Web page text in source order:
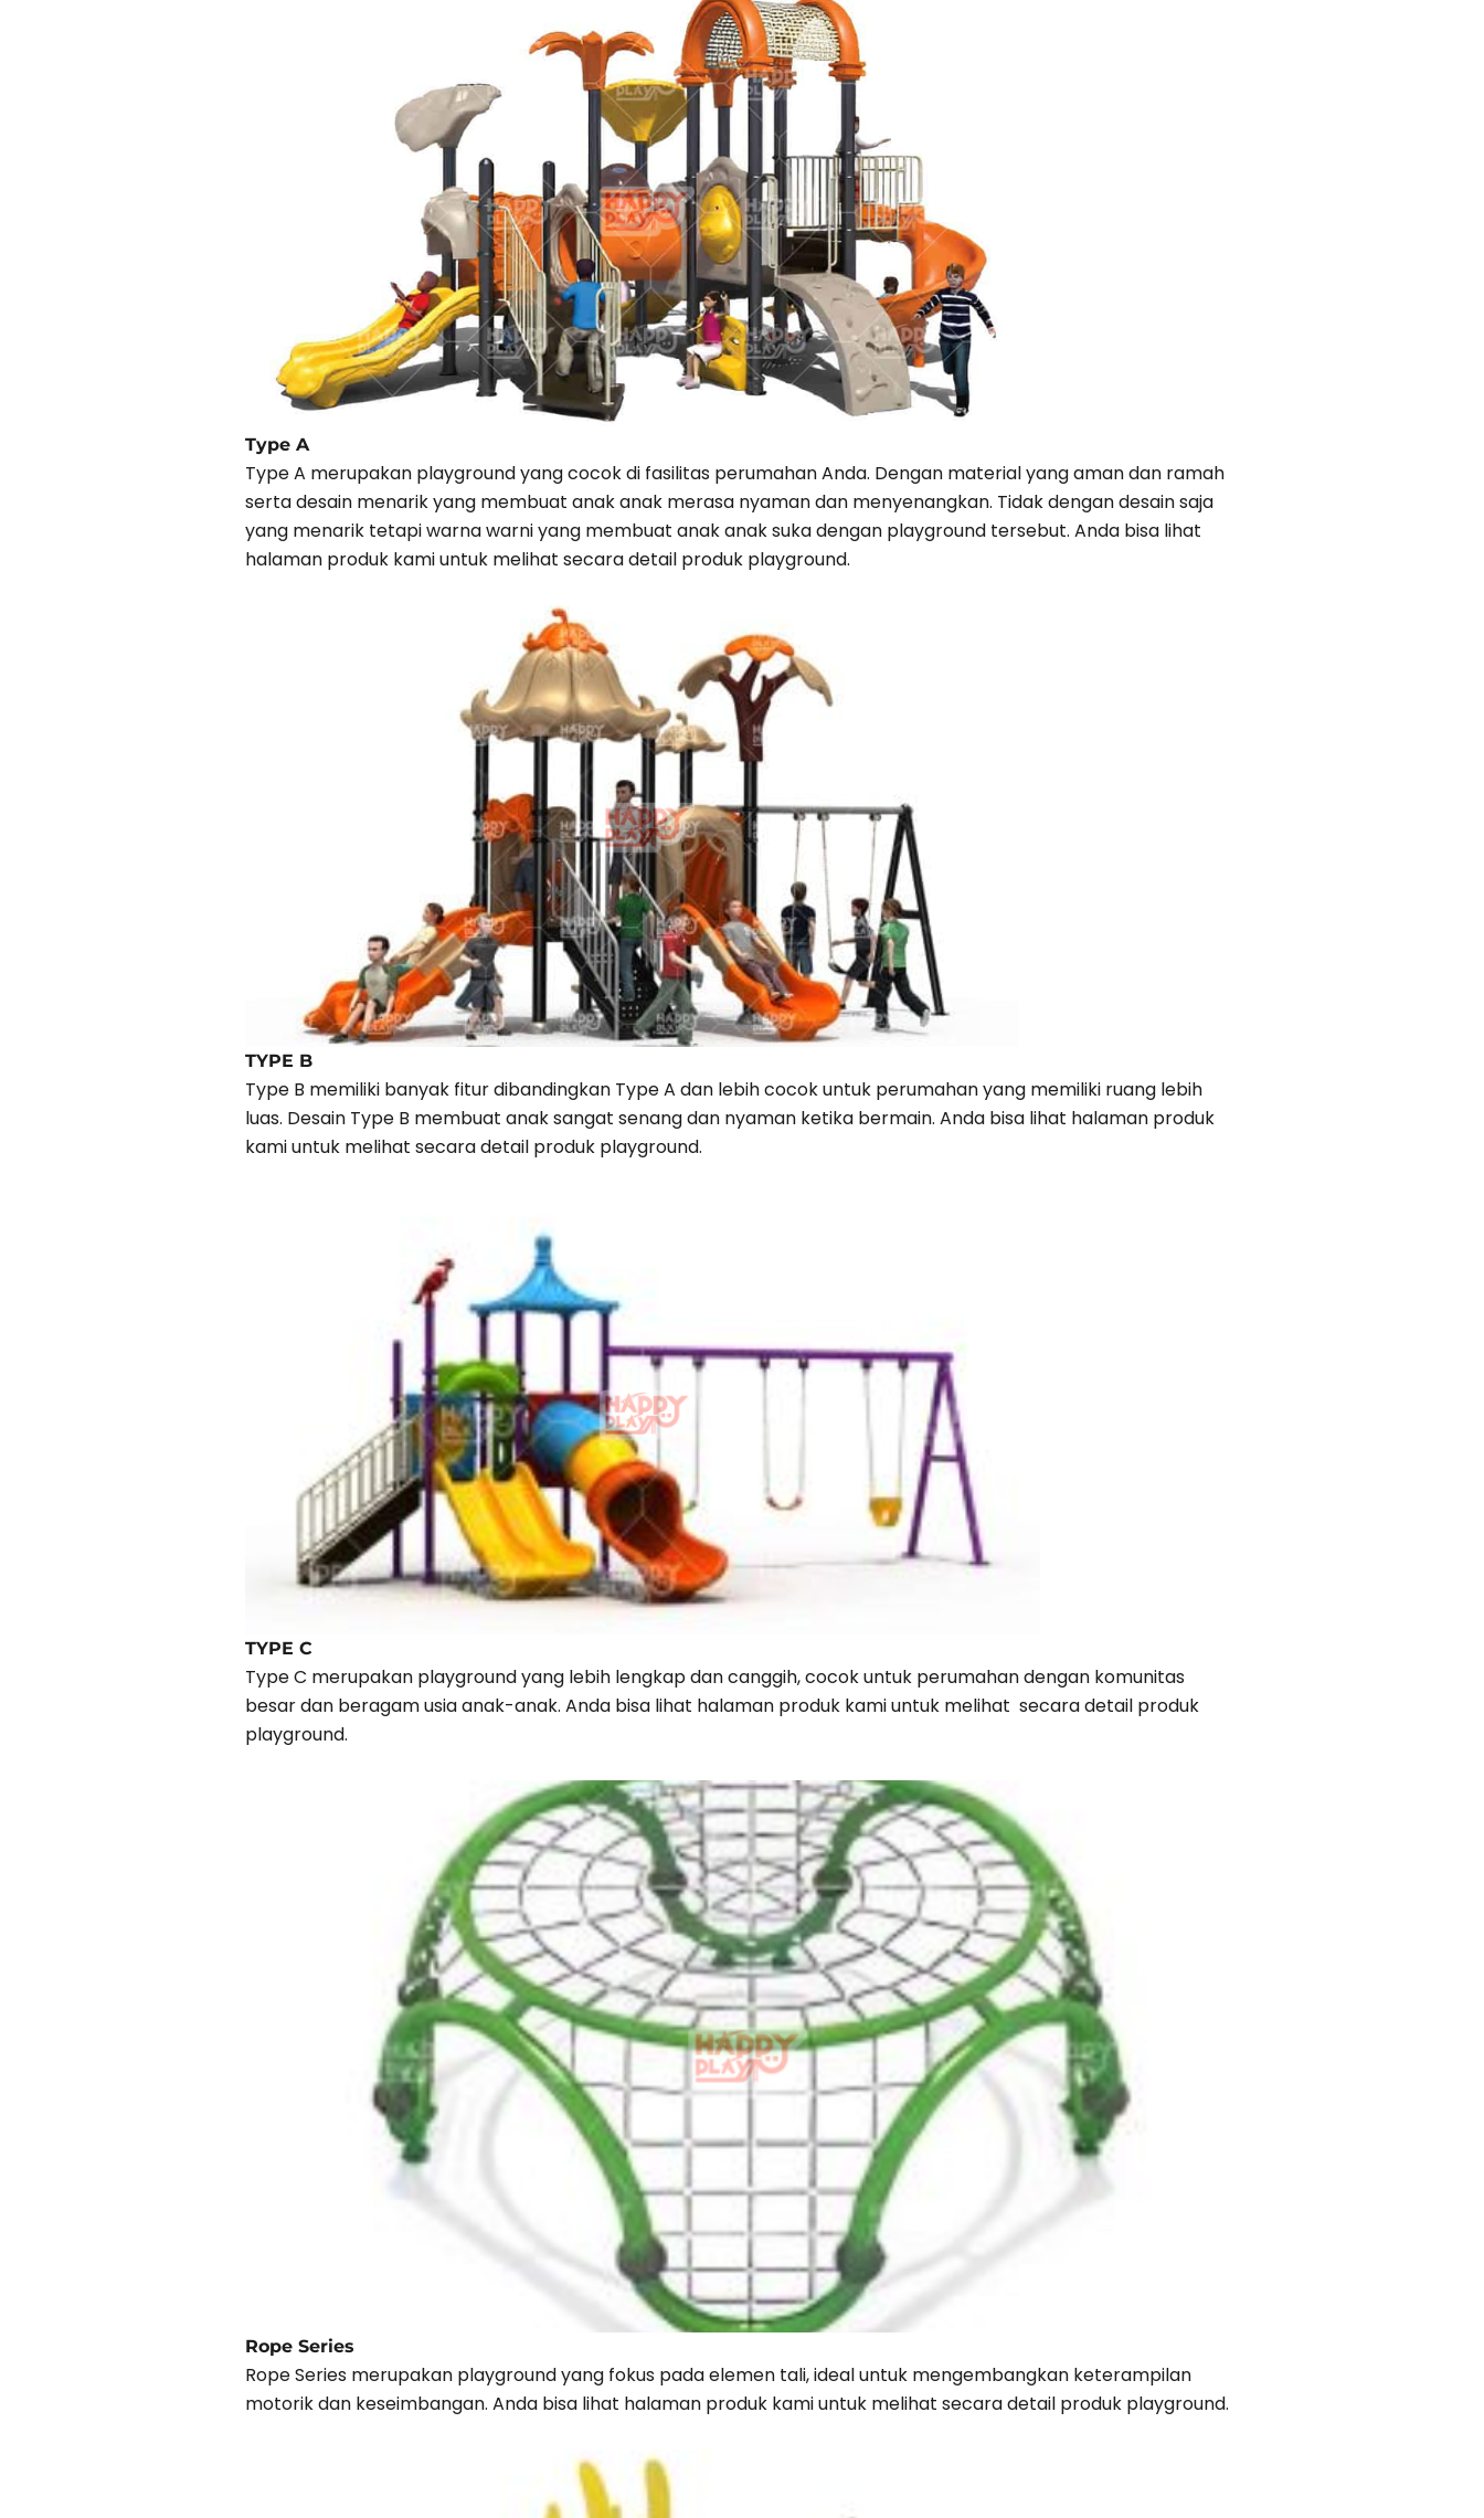
Type A
Type A merupakan playground yang cocok di fasilitas perumahan Anda. Dengan material yang aman dan ramah
serta desain menarik yang membuat anak anak merasa nyaman dan menyenangkan. Tidak dengan desain saja
yang menarik tetapi warna warni yang membuat anak anak suka dengan playground tersebut. Anda bisa lihat
halaman produk kami untuk melihat secara detail produk playground.
TYPE B
Type B memiliki banyak fitur dibandingkan Type A dan lebih cocok untuk perumahan yang memiliki ruang lebih
luas. Desain Type B membuat anak sangat senang dan nyaman ketika bermain. Anda bisa lihat halaman produk
kami untuk melihat secara detail produk playground.
TYPE C
Type C merupakan playground yang lebih lengkap dan canggih, cocok untuk perumahan dengan komunitas
besar dan beragam usia anak-anak. Anda bisa lihat halaman produk kami untuk melihat secara detail produk
playground.
Rope Series
Rope Series merupakan playground yang fokus pada elemen tali, ideal untuk mengembangkan keterampilan
motorik dan keseimbangan. Anda bisa lihat halaman produk kami untuk melihat secara detail produk playground.